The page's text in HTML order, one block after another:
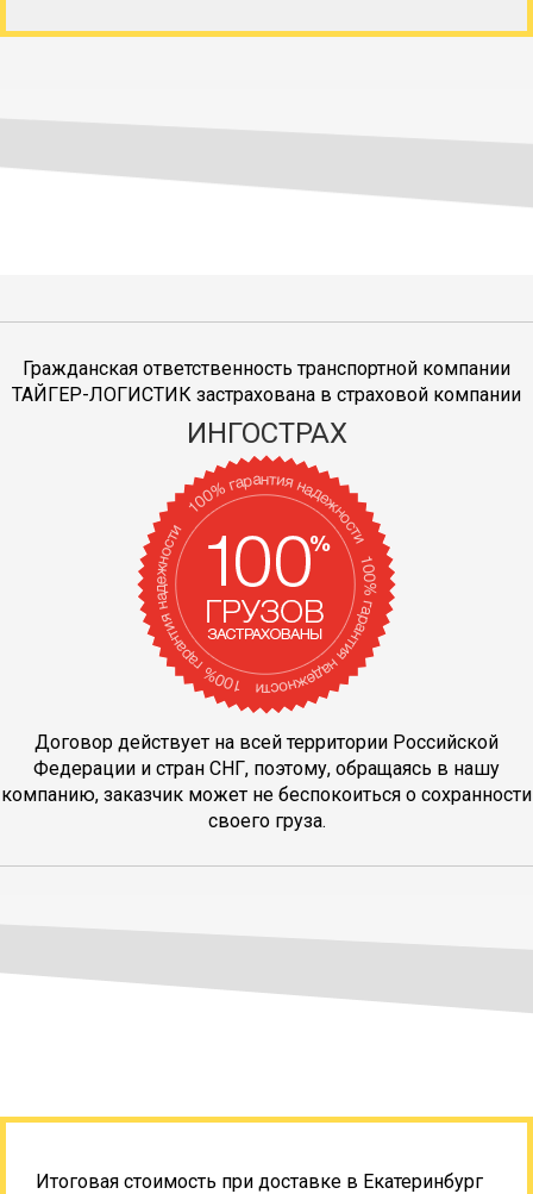
Гражданская ответственность транспортной компании
ТАЙГЕР-ЛОГИСТИК застрахована в страховой компании
ИНГОСТРАХ
Договор действует на всей территории Российской
Федерации и стран СНГ, поэтому, обращаясь в нашу
компанию, заказчик может не беспокоиться о сохранности
своего груза.
Итоговая стоимость при доставке в Екатеринбург